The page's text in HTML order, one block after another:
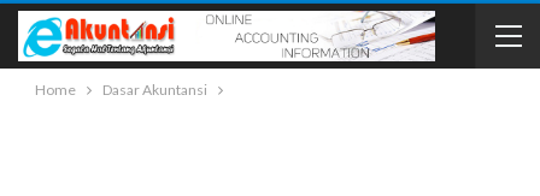
Home Dasar Akuntansi